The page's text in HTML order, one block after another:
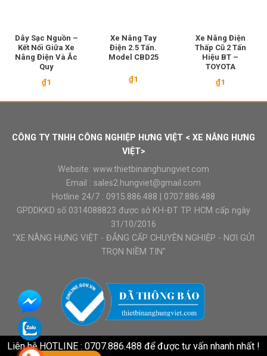
Dây Sạc Nguồn –
Kết Nối Giữa Xe
Nâng Điện Và Ắc
Quy
₫1
Xe Nâng Tay
Điện 2.5 Tấn.
Model CBD25
₫1
Xe Nâng Điện
Thấp Cũ 2 Tấn
Hiệu BT –
TOYOTA
₫1
CÔNG TY TNHH CÔNG NGHIỆP HƯNG VIỆT < XE NÂNG HƯNG
VIỆT>
Website: www.thietbinanghungviet.com
Email : sales2.hungviet@gmail.com
Hotline 24/7 : 0915.886.488
0707.886.488
GPDDKKD số 0314088823 được sở KH-ĐT TP. HCM cấp ngày
31/10/2016
"XE NÂNG HƯNG VIỆT - ĐẲNG CẤP CHUYÊN NGHIỆP - NƠI GỬI
TRỌN NIỀM TIN"
Liên hệ HOTLINE : 0707.886.488 để được tư vấn nhanh nhất !